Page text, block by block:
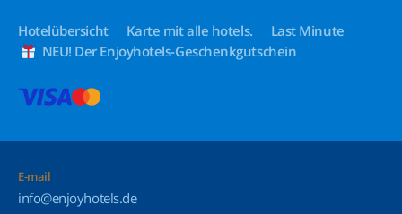
Hotelübersicht Karte mit alle hotels.
Last Minute
NEU! Der Enjoyhotels-Geschenkgutschein
E-mail
info@enjoyhotels.de